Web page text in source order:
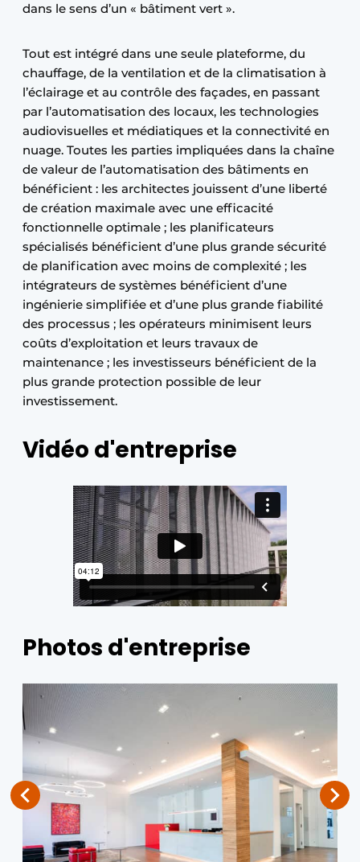
dans le sens d’un « bâtiment vert ».
Tout est intégré dans une seule plateforme, du
chauffage, de la ventilation et de la climatisation à
l’éclairage et au contrôle des façades, en passant
par l’automatisation des locaux, les technologies
audiovisuelles et médiatiques et la connectivité en
nuage. Toutes les parties impliquées dans la chaîne
de valeur de l’automatisation des bâtiments en
bénéficient : les architectes jouissent d’une liberté
de création maximale avec une efficacité
fonctionnelle optimale ; les planificateurs
spécialisés bénéficient d’une plus grande sécurité
de planification avec moins de complexité ; les
intégrateurs de systèmes bénéficient d’une
ingénierie simplifiée et d’une plus grande fiabilité
des processus ; les opérateurs minimisent leurs
coûts d’exploitation et leurs travaux de
maintenance ; les investisseurs bénéficient de la
plus grande protection possible de leur
investissement.
Vidéo d'entreprise
Photos d'entreprise